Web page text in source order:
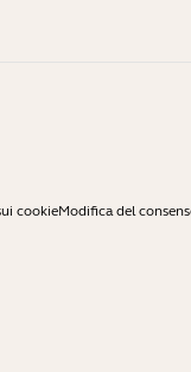
cookieModifica del